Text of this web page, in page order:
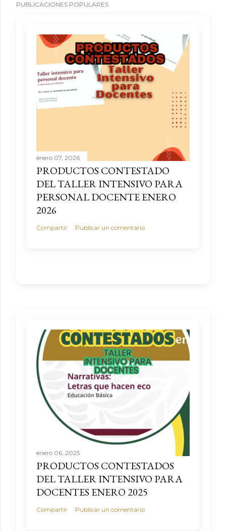
PUBLICACIONES POPULARES
enero 07, 2026
PRODUCTOS CONTESTADO
DEL TALLER INTENSIVO PARA
PERSONAL DOCENTE ENERO
2026
Compartir Publicar un comentario
enero 06, 2025
PRODUCTOS CONTESTADOS
DEL TALLER INTENSIVO PARA
DOCENTES ENERO 2025
Compartir Publicar un comentario